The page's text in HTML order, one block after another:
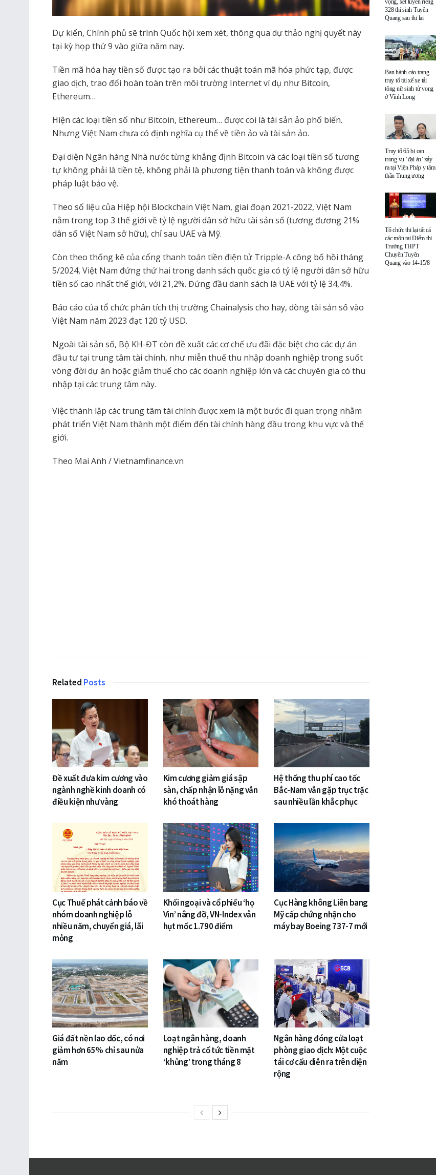
Dự kiến, Chính phủ sẽ trình Quốc hội xem xét, thông qua dự thảo nghị quyết này
tại kỳ họp thứ 9 vào giữa năm nay.
Tiền mã hóa hay tiền số được tạo ra bởi các thuật toán mã hóa phức tạp, được
giao dịch, trao đổi hoàn toàn trên môi trường Internet ví dụ như Bitcoin,
Ethereum…
Hiện các loại tiền số như Bitcoin, Ethereum… được coi là tài sản ảo phổ biến.
Nhưng Việt Nam chưa có định nghĩa cụ thể về tiền ảo và tài sản ảo.
Đại diện Ngân hàng Nhà nước từng khẳng định Bitcoin và các loại tiền số tương
tự không phải là tiền tệ, không phải là phương tiện thanh toán và không được
pháp luật bảo vệ.
Theo số liệu của Hiệp hội Blockchain Việt Nam, giai đoạn 2021-2022, Việt Nam
nằm trong top 3 thế giới về tỷ lệ người dân sở hữu tài sản số (tương đương 21%
dân số Việt Nam sở hữu), chỉ sau UAE và Mỹ.
Còn theo thống kê của cổng thanh toán tiền điện tử Tripple-A công bố hồi tháng
5/2024, Việt Nam đứng thứ hai trong danh sách quốc gia có tỷ lệ người dân sở hữu
tiền số cao nhất thế giới, với 21,2%. Đứng đầu danh sách là UAE với tỷ lệ 34,4%.
Báo cáo của tổ chức phân tích thị trường Chainalysis cho hay, dòng tài sản số vào
Việt Nam năm 2023 đạt 120 tỷ USD.
Ngoài tài sản số, Bộ KH-ĐT còn đề xuất các cơ chế ưu đãi đặc biệt cho các dự án
đầu tư tại trung tâm tài chính, như miễn thuế thu nhập doanh nghiệp trong suốt
vòng đời dự án hoặc giảm thuế cho các doanh nghiệp lớn và các chuyên gia có thu
nhập tại các trung tâm này.
Việc thành lập các trung tâm tài chính được xem là một bước đi quan trọng nhằm
phát triển Việt Nam thành một điểm đến tài chính hàng đầu trong khu vực và thế
giới.
Theo Mai Anh / Vietnamfinance.vn
Related Posts
Đề xuất đưa kim cương vào
ngành nghề kinh doanh có
điều kiện như vàng
Kim cương giảm giá sập
sàn, chấp nhận lỗ nặng vẫn
khó thoát hàng
Hệ thống thu phí cao tốc
Bắc-Nam vẫn gặp trục trặc
sau nhiều lần khắc phục
Cục Thuế phát cảnh báo về
nhóm doanh nghiệp lỗ
nhiều năm, chuyển giá, lãi
mỏng
Khối ngoại và cổ phiếu ‘họ
Vin’ nâng đỡ, VN-Index vẫn
hụt mốc 1.790 điểm
Cục Hàng không Liên bang
Mỹ cấp chứng nhận cho
máy bay Boeing 737-7 mới
Giá đất nền lao dốc, có nơi
giảm hơn 65% chỉ sau nửa
năm
Loạt ngân hàng, doanh
nghiệp trả cổ tức tiền mặt
‘khủng’ trong tháng 8
Ngân hàng đóng cửa loạt
phòng giao dịch: Một cuộc
tái cơ cấu diễn ra trên diện
rộng
vọng, xét tuyển riêng
328 thí sinh Tuyên
Quang sau thi lại
Ban hành cáo trạng
truy tố tài xế xe tải
tông nữ sinh tử vong
ở Vĩnh Long
Truy tố 65 bị can
trong vụ ‘đại án’ xảy
ra tại Viện Pháp y tâm
thần Trung ương
Tổ chức thi lại tất cả
các môn tại Điểm thi
Trường THPT
Chuyên Tuyên
Quang vào 14-15/8